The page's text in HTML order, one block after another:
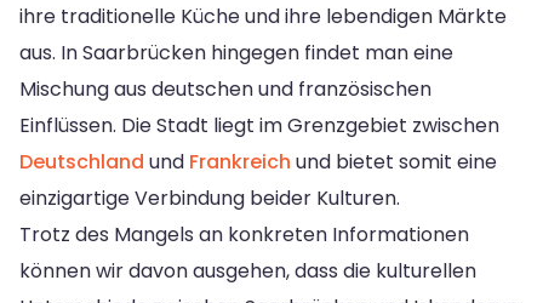
ihre traditionelle Küche und ihre lebendigen Märkte
aus. In Saarbrücken hingegen findet man eine
Mischung aus deutschen und französischen
Einflüssen. Die Stadt liegt im Grenzgebiet zwischen
Deutschland und Frankreich und bietet somit eine
einzigartige Verbindung beider Kulturen.
Trotz des Mangels an konkreten Informationen
können wir davon ausgehen, dass die kulturellen